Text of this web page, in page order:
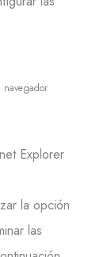
navegador
Explorer
la opción
las